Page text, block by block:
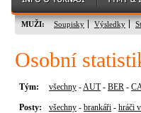
MUŽI: Soupisky Výsledky
Osobní
Tým: všechny -AUT- BER -
Posty: všechny - brankáři - hráči